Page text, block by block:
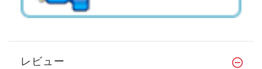
レビュー